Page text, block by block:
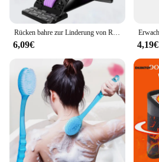
Rücken bahre zur Linderung von Rückens ch merzen, mehrstufiges Rücken cracker brett, untere und obere Rückens tütze für Bandscheiben vorfälle
6,09€ 4,19€